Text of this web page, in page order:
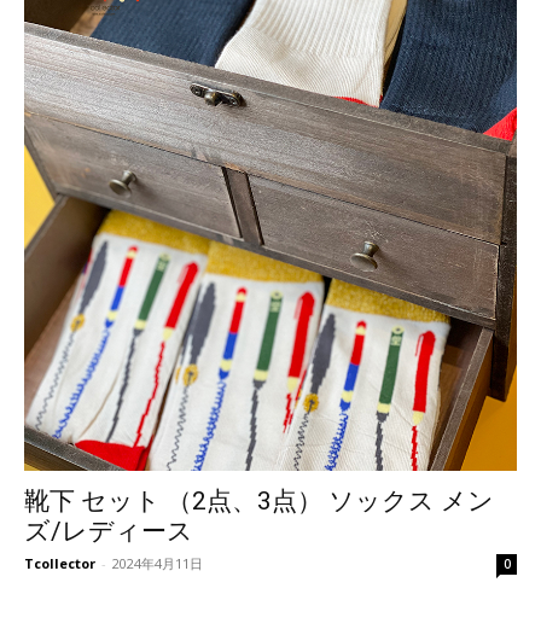
靴下 セット （2点、3点） ソックス メン
ズ/レディース
Tcollector - 2024年4月11日 0